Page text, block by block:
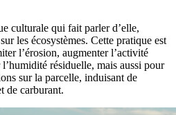
culturale qui fait parler d’elle,
les écosystèmes. Cette pratique est
l’érosion, augmenter l’activité
résiduelle, mais aussi pour
sur la parcelle, induisant de
de carburant.